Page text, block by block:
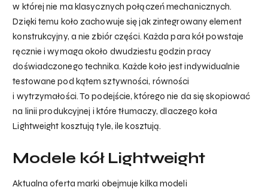
w której nie ma klasycznych połączeń mechanicznych.
Dzięki temu koło zachowuje się jak zintegrowany element
konstrukcyjny, a nie zbiór części. Każda para kół powstaje
ręcznie i wymaga około dwudziestu godzin pracy
doświadczonego technika. Każde koło jest indywidualnie
testowane pod kątem sztywności, równości
i wytrzymałości. To podejście, którego nie da się skopiować
na linii produkcyjnej i które tłumaczy, dlaczego koła
Lightweight kosztują tyle, ile kosztują.
Modele kół Lightweight
Aktualna oferta marki obejmuje kilka modeli